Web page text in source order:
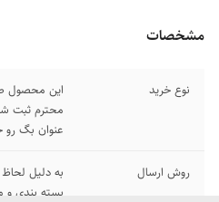
مشخصات
نوع خرید
این محصول
محترم ثبت
عنوان بگ رو
روش ارسال
به دلیل
بسته بندی و